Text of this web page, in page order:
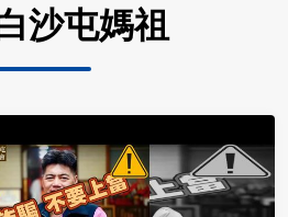
沙屯媽祖